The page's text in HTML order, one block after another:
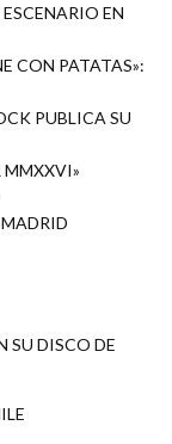
EN
CON PATATAS»:
PUBLICA SU
MMXXVI»
SU DISCO DE